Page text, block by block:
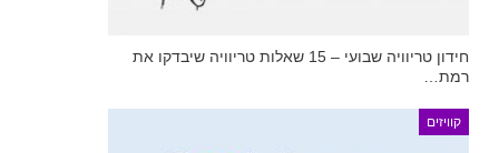
חידון טריוויה שבועי – 15 שאלות טריוויה שיבדקו את
רמת…
קוויזים